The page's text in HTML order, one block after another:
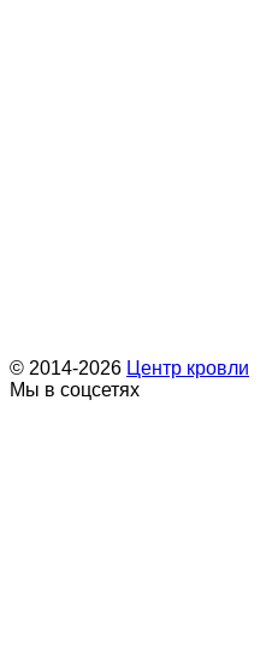
© 2014-2026 Центр кровли
Мы в соцсетях